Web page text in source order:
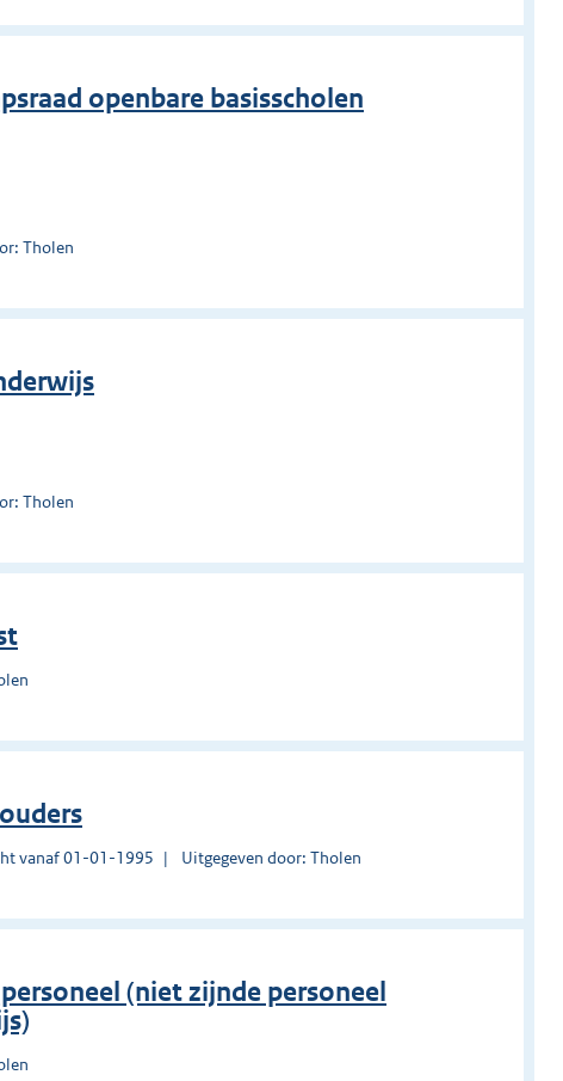
openbare basisscholen
Tholen
Tholen
vanaf 01-01-1995 Uitgegeven door: Tholen
(niet zijnde personeel